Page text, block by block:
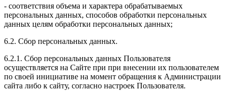
- соответствия объема и характера обрабатываемых
персональных данных, способов обработки персональных
данных целям обработки персональных данных;
6.2. Сбор персональных данных.
6.2.1. Сбор персональных данных Пользователя
осуществляется на Сайте при при внесении их пользователем
по своей инициативе на момент обращения к Администрации
сайта либо к сайту, согласно настроек Пользователя.